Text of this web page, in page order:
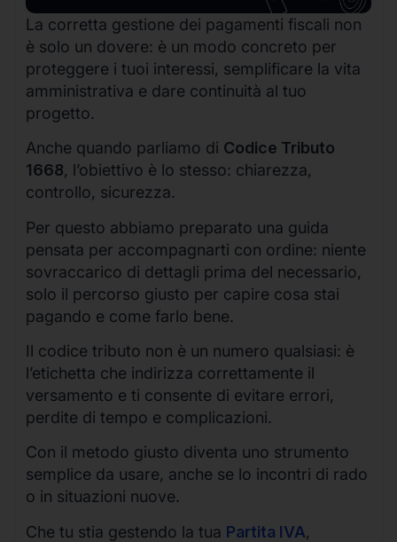
La corretta gestione dei pagamenti fiscali non
è solo un dovere: è un modo concreto per
proteggere i tuoi interessi, semplificare la vita
amministrativa e dare continuità al tuo
progetto.
Anche quando parliamo di Codice Tributo
1668, l’obiettivo è lo stesso: chiarezza,
controllo, sicurezza.
Per questo abbiamo preparato una guida
pensata per accompagnarti con ordine: niente
sovraccarico di dettagli prima del necessario,
solo il percorso giusto per capire cosa stai
pagando e come farlo bene.
Il codice tributo non è un numero qualsiasi: è
l’etichetta che indirizza correttamente il
versamento e ti consente di evitare errori,
perdite di tempo e complicazioni.
Con il metodo giusto diventa uno strumento
semplice da usare, anche se lo incontri di rado
o in situazioni nuove.
Che tu stia gestendo la tua Partita IVA,